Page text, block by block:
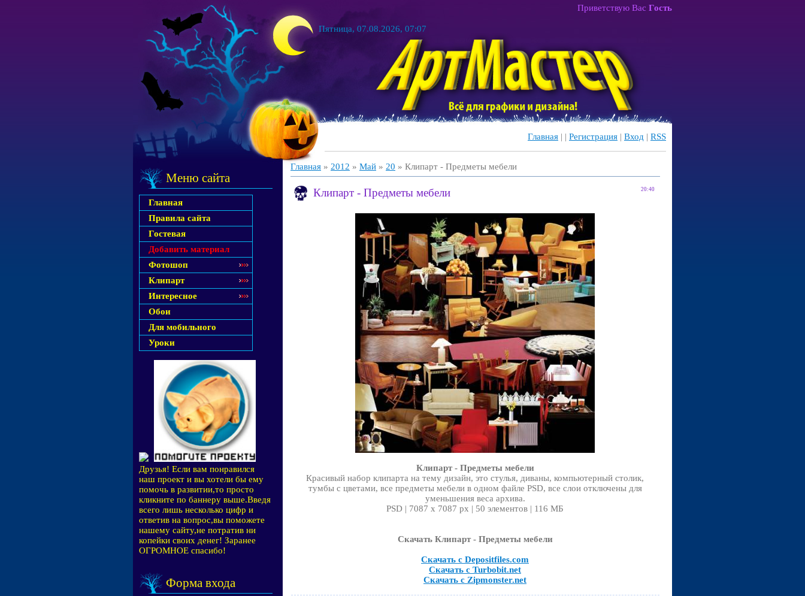
Пятница, 07.08.2026, 07:07
Приветствую Вас Гость
Главная | | Регистрация | Вход | RSS
Меню сайта
Главная
Правила сайта
Гостевая
Добавить материал
Фотошоп
Клипарт
Интересное
Обои
Для мобильного
Уроки
Друзья! Если вам понравился
наш проект и вы хотели бы ему
помочь в развитии,то просто
кликните по баннеру выше.Введя
всего лишь несколько цифр и
ответив на вопрос,вы поможете
нашему сайту,не потратив ни
копейки своих денег! Заранее
ОГРОМНОЕ спасибо!
Форма входа
Главная » 2012 » Май » 20 » Клипарт - Предметы мебели
20:40
Клипарт - Предметы мебели
Клипарт - Предметы мебели
Красивый набор клипарта на тему дизайн, это стулья, диваны, компьютерный столик,
тумбы с цветами, все предметы мебели в одном файле PSD, все слои отключены для
уменьшения веса архива.
PSD | 7087 x 7087 px | 50 элементов | 116 МБ
Скачать Клипарт - Предметы мебели
Скачать с Depositfiles.com
Скачать с Turbobit.net
Скачать с Zipmonster.net